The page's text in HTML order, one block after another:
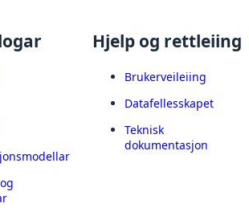
Hjelp og rettleiing
Brukerveileiing
Datafellesskapet
Teknisk
dokumentasjon